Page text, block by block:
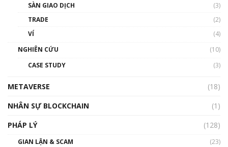
thống & Crypto qua các cuộc chiến | Phổ cập
01:32:59
gió ấm
SÀN GIAO DỊCH
(3)
TRADE
(2)
VÍ
(4)
NGHIÊN CỨU
(10)
CASE STUDY
(3)
METAVERSE
(18)
NHÂN SỰ BLOCKCHAIN
(1)
PHÁP LÝ
(128)
GIAN LẬN & SCAM
(23)